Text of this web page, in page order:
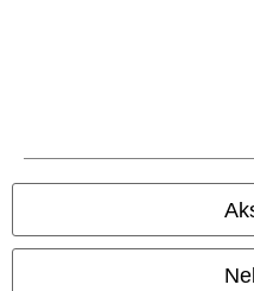
Juridisk informasjon/